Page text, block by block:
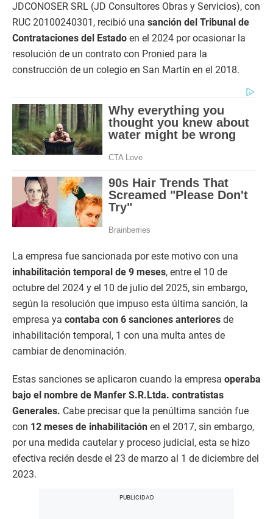
JDCONOSER SRL (JD Consultores Obras y Servicios), con
RUC 20100240301, recibió una sanción del Tribunal de
Contrataciones del Estado en el 2024 por ocasionar la
resolución de un contrato con Pronied para la
construcción de un colegio en San Martín en el 2018.
La empresa fue sancionada por este motivo con una
inhabilitación temporal de 9 meses, entre el 10 de
octubre del 2024 y el 10 de julio del 2025, sin embargo,
según la resolución que impuso esta última sanción, la
empresa ya contaba con 6 sanciones anteriores de
inhabilitación temporal, 1 con una multa antes de
cambiar de denominación.
Estas sanciones se aplicaron cuando la empresa operaba
bajo el nombre de Manfer S.R.Ltda. contratistas
Generales. Cabe precisar que la penúltima sanción fue
con 12 meses de inhabilitación en el 2017, sin embargo,
por una medida cautelar y proceso judicial, esta se hizo
efectiva recién desde el 23 de marzo al 1 de diciembre del
2023.